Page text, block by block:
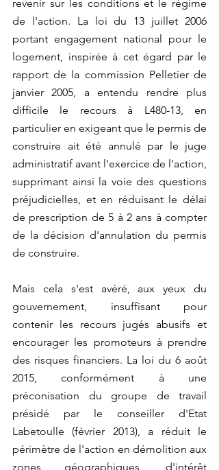
revenir sur les conditions et le régime
de l'action. La loi du 13 juillet 2006
portant engagement national pour le
logement, inspirée à cet égard par le
rapport de la commission Pelletier de
janvier 2005, a entendu rendre plus
difficile le recours à L480-13, en
particulier en exigeant que le permis de
construire ait été annulé par le juge
administratif avant l'exercice de l'action,
supprimant ainsi la voie des questions
préjudicielles, et en réduisant le délai
de prescription de 5 à 2 ans à compter
de la décision d'annulation du permis
de construire.
Mais cela s'est avéré, aux yeux du
gouvernement, insuffisant pour
contenir les recours jugés abusifs et
encourager les promoteurs à prendre
des risques financiers. La loi du 6 août
2015, conformément à une
préconisation du groupe de travail
présidé par le conseiller d'Etat
Labetoulle (février 2013), a réduit le
périmètre de l'action en démolition aux
zones géographiques, d'intérêt